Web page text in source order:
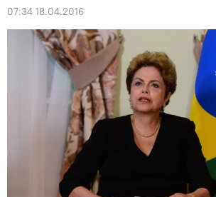
07:34 18.04.2016